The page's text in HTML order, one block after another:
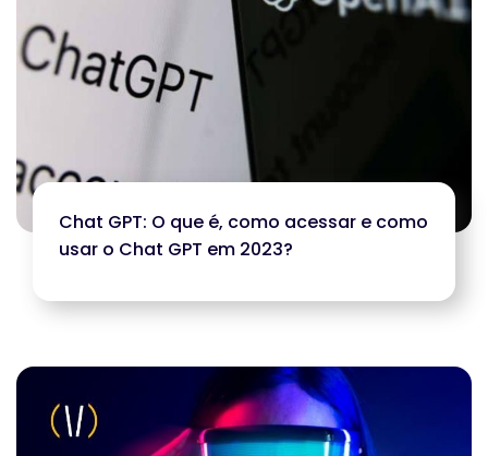
Chat GPT: O que é, como acessar e como
usar o Chat GPT em 2023?